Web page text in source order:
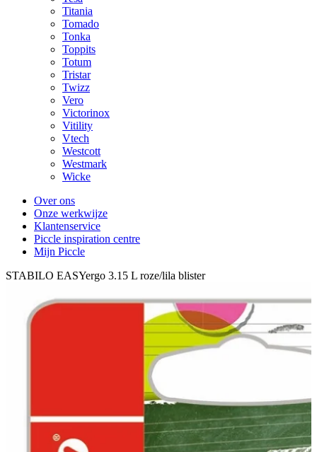
Titania
Tomado
Tonka
Toppits
Totum
Tristar
Twizz
Vero
Victorinox
Vitility
Vtech
Westcott
Westmark
Wicke
Over ons
Onze werkwijze
Klantenservice
Piccle inspiration centre
Mijn Piccle
STABILO EASYergo 3.15 L roze/lila blister